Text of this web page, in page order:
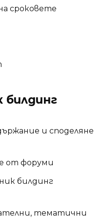
сроковете
и споделяне
от форуми
билдинг
тематични